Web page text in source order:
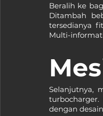
Beralih ke
Ditambah
tersedianya
Multi-
Selanjutnya,
dengan